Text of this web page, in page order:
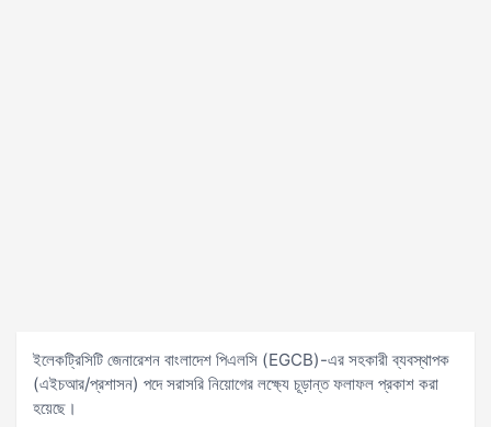
ইলেকট্রিসিটি জেনারেশন বাংলাদেশ পিএলসি (EGCB)-এর সহকারী ব্যবস্থাপক
(এইচআর/প্রশাসন) পদে সরাসরি নিয়োগের লক্ষ্যে চূড়ান্ত ফলাফল প্রকাশ করা
হয়েছে।